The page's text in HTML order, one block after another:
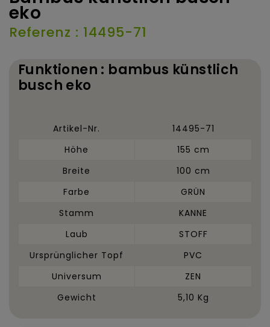
eko
Referenz : 14495-71
Funktionen : bambus künstlich
busch eko
Artikel-Nr.
14495-71
Höhe
155 cm
Breite
100 cm
Farbe
GRÜN
Stamm
KANNE
Laub
STOFF
Ursprünglicher Topf
PVC
Universum
ZEN
Gewicht
5,10 Kg